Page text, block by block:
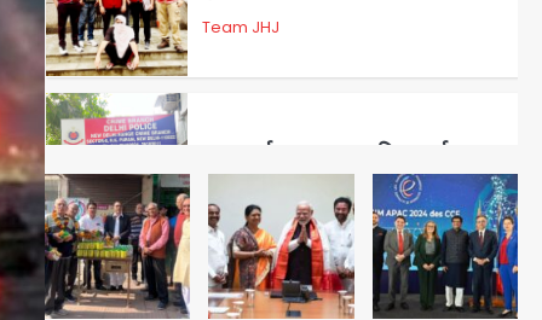
4
डबल मर्डर का मुख्य साजिशकर्ता
क्राइम ब्रांच के हत्थे
रोहित चौधरी गैंग का कुख्यात बदमाश
राजस्थान से गिरफ्तार
Team JHJ